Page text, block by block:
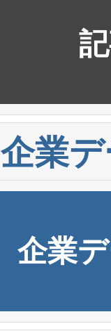
企業
企業